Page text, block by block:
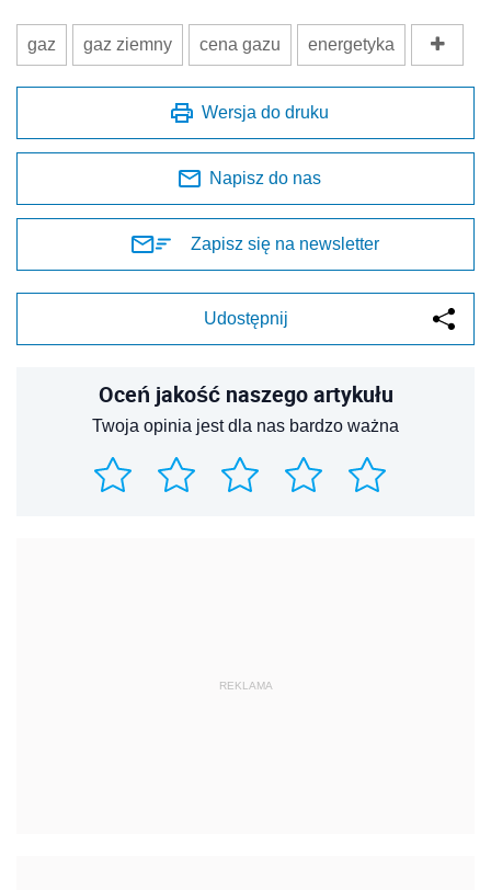
gaz gaz ziemny cena gazu energetyka
Wersja do druku
Napisz do nas
Zapisz się na newsletter
Udostępnij
Oceń jakość naszego artykułu
Twoja opinia jest dla nas bardzo ważna
REKLAMA